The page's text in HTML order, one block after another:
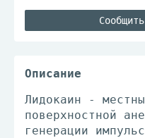
Описание
Лидокаин -
поверхностной
генерации